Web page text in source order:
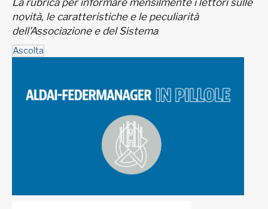
La rubrica per informare mensilmente i lettori sulle
novità, le caratteristiche e le peculiarità
dell'Associazione e del Sistema
Ascolta